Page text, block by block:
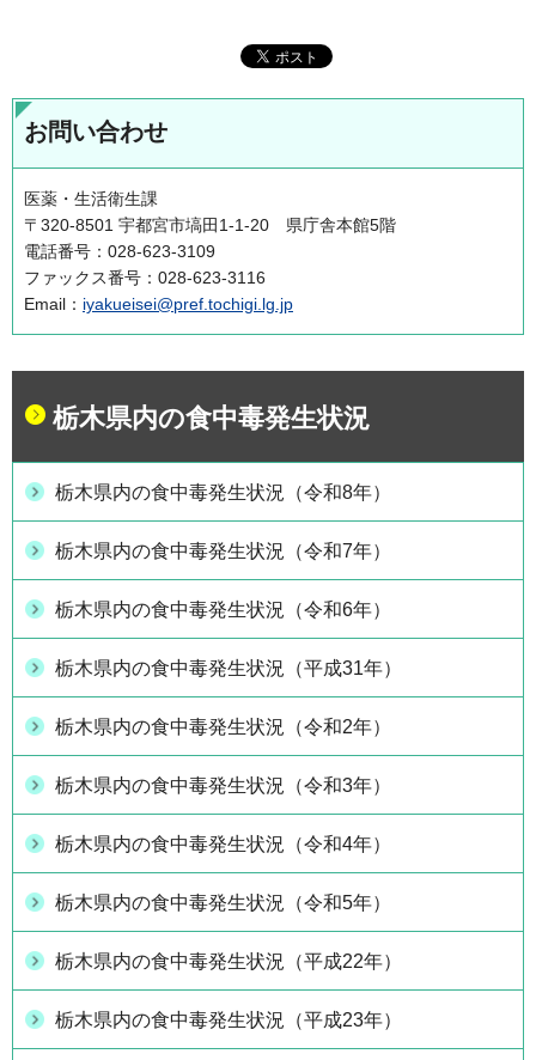
お問い合わせ
医薬・生活衛生課
〒320-8501 宇都宮市塙田1-1-20 県庁舎本館5階
電話番号：028-623-3109
ファックス番号：028-623-3116
Email： iyakueisei@pref.tochigi.lg.jp
栃木県内の食中毒発生状況
栃木県内の食中毒発生状況（令和8年）
栃木県内の食中毒発生状況（令和7年）
栃木県内の食中毒発生状況（令和6年）
栃木県内の食中毒発生状況（平成31年）
栃木県内の食中毒発生状況（令和2年）
栃木県内の食中毒発生状況（令和3年）
栃木県内の食中毒発生状況（令和4年）
栃木県内の食中毒発生状況（令和5年）
栃木県内の食中毒発生状況（平成22年）
栃木県内の食中毒発生状況（平成23年）